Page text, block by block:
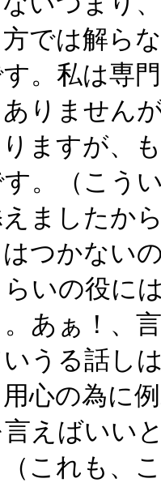
では解ら
。私は専
りません
ますが、
。（こう
ましたか
つかない
いの役に
あぁ！、
うる話し
心の為に
えばいい
これも、